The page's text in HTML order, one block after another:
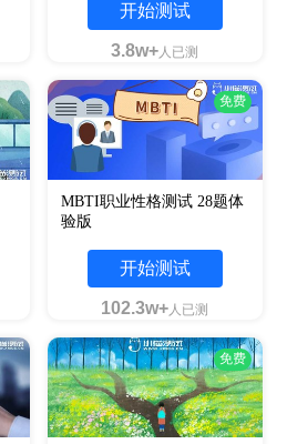
开始测试
3.8w+人已测
免费
MBTI职业性格测试 28题体
验版
开始测试
102.3w+人已测
免费